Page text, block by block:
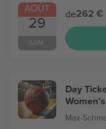
AOÛT
29
SAM.
de262 €
Day
Max-